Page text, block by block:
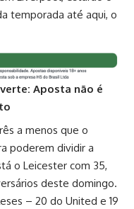
temporada até aqui, o
Aposta não é
a menos que o
poderem dividir a
o Leicester com 35,
deste domingo.
– 20 do United e 19